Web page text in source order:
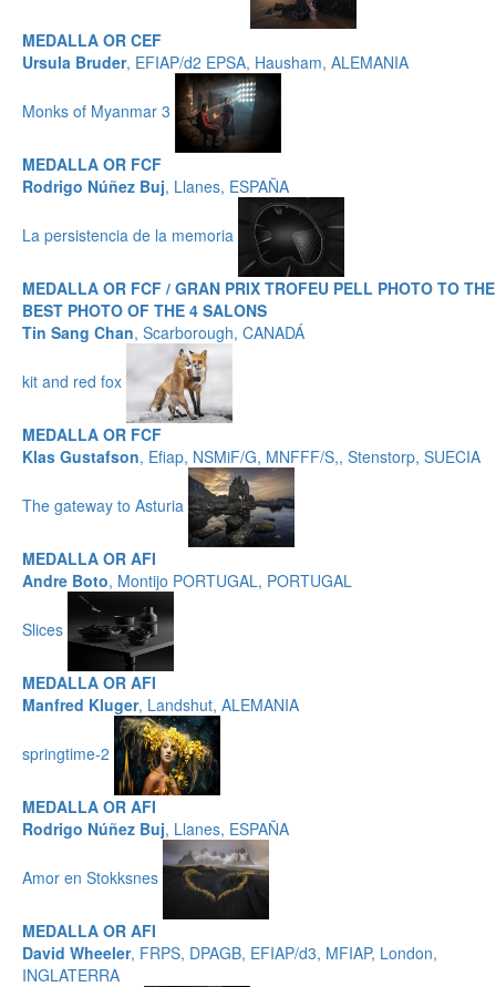
MEDALLA OR CEF
Ursula Bruder, EFIAP/d2 EPSA, Hausham, ALEMANIA
Monks of Myanmar 3
MEDALLA OR FCF
Rodrigo Núñez Buj, Llanes, ESPAÑA
La persistencia de la memoria
MEDALLA OR FCF / GRAN PRIX TROFEU PELL PHOTO TO THE
BEST PHOTO OF THE 4 SALONS
Tin Sang Chan, Scarborough, CANADÁ
kit and red fox
MEDALLA OR FCF
Klas Gustafson, Efiap, NSMiF/G, MNFFF/S,, Stenstorp, SUECIA
The gateway to Asturia
MEDALLA OR AFI
Andre Boto, Montijo PORTUGAL, PORTUGAL
Slices
MEDALLA OR AFI
Manfred Kluger, Landshut, ALEMANIA
springtime-2
MEDALLA OR AFI
Rodrigo Núñez Buj, Llanes, ESPAÑA
Amor en Stokksnes
MEDALLA OR AFI
David Wheeler, FRPS, DPAGB, EFIAP/d3, MFIAP, London,
INGLATERRA